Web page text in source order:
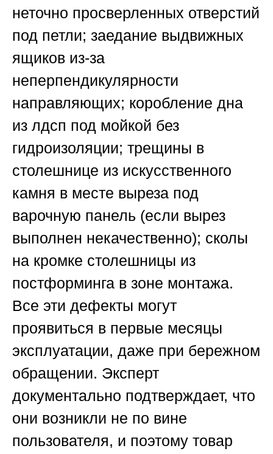
неточно просверленных отверстий
под петли; заедание выдвижных
ящиков из-за
неперпендикулярности
направляющих; коробление дна
из лдсп под мойкой без
гидроизоляции; трещины в
столешнице из искусственного
камня в месте выреза под
варочную панель (если вырез
выполнен некачественно); сколы
на кромке столешницы из
постформинга в зоне монтажа.
Все эти дефекты могут
проявиться в первые месяцы
эксплуатации, даже при бережном
обращении. Эксперт
документально подтверждает, что
они возникли не по вине
пользователя, и поэтому товар